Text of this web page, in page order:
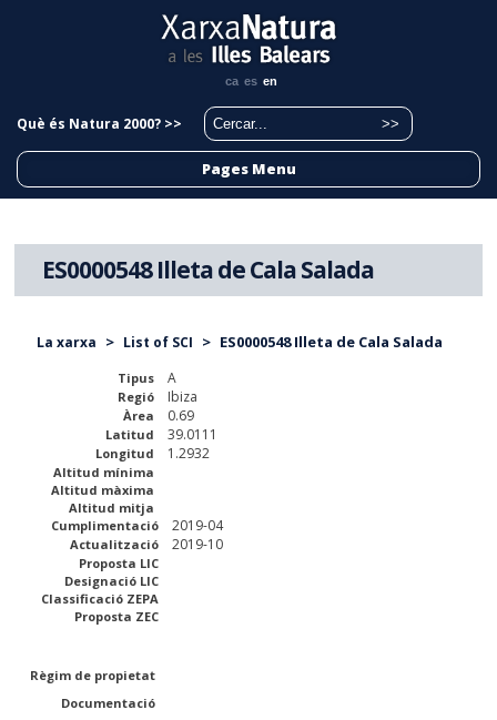
ca es en
Què és Natura 2000? >>
Pages Menu
ES0000548 Illeta de Cala Salada
La xarxa > List of SCI > ES0000548 Illeta de Cala Salada
Tipus A
Regió Ibiza
Àrea 0.69
Latitud 39.0111
Longitud 1.2932
Altitud mínima
Altitud màxima
Altitud mitja
Cumplimentació
2019-04
Actualització 2019-10
Proposta LIC
Designació LIC
Classificació ZEPA
Proposta ZEC
Règim de propietat
Documentació